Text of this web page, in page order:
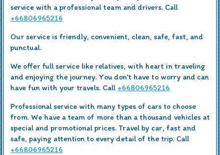
service with a professional team and drivers. Call
+66806965216
Our service is friendly, convenient, clean, safe, fast, and
punctual.
We offer full service like relatives, with heart in traveling
and enjoying the journey. You don't have to worry and can
have fun with your travels. Call +66806965216
Professional service with many types of cars to choose
from. We have a team of more than a thousand vehicles at
special and promotional prices. Travel by car, fast and
safe, paying attention to every detail of the trip. Call
+66806965216